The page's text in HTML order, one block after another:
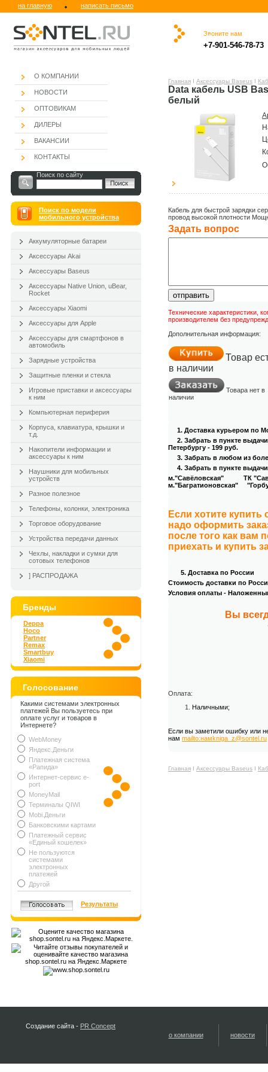
на главную написать письмо
Звоните нам
..ю
..
.+7-901-546-78-73
.
О КОМПАНИИ
НОВОСТИ
ОПТОВИКАМ
ДИЛЕРЫ
ВАКАНСИИ
КОНТАКТЫ
Поиск по сайту
Поиск по модели
мобильного устройства
Аккумуляторные батареи
Аксессуары Akai
Аксессуары Baseus
Аксессуары Native Union, uBear,
Rocket
Аксессуары Xiaomi
Аксессуары для Apple
Аксессуары для смартфонов в
автомобиль
Зарядные устройства
Защитные пленки и стекла
Игровые приставки и аксессуары
к ним
Компьютерная периферия
Корпуса, клавиатура, крышки и
т.д.
Накопители информации и
аксессуары к ним
Наушники для мобильных
устройств
Разное полезное
Телефоны, колонки, электроника
Торговое оборудование
Устройства передачи данных
Чехлы, накладки и сумки для
сотовых телефонов
] РАСПРОДАЖА
Бренды
Deppa
Hoco
Partner
Remax
Smartbuy
Xiaomi
Голосование
Какими системами электронных
платежей Вы пользуетесь при
оплате услуг и товаров в
Интернете?
WebMoney
Яндекс.Деньги
Платежная система
«Рапида»
Интернет-сервис e-
port
MoneyMail
Терминалы QIWI
Mobi.Деньги
Банковскими картами
Платежный сервис
«Единый кошелек»
Не пользуются
системами
электронных
платежей
Другой
Результаты
Главная Ι Аксессуары Baseus Ι
Data кабель USB
белый
Кабель для быстрой зарядки
провод высокой плотности
Задать вопроc
отправить
Технические характеристики,
производителем без
Дополнительная информация:
Товар
в наличии
Товара нет в
наличии
1. Доставка курьером по
2. Забрать в пункте
Петербургу - 199 руб.
3. Забрать в любом из
4. Забрать в пункте
м."Савёловская" ТК
м."Багратионовская"
Если хотите
надо оформить
после того как вам
приехать и купить
5. Доставка по России
Стоимость доставки по
Условия оплаты -
Вы
Оплата:
Наличными;
Если вы заметили ошибку или
нам mailto:намkniga_z@sontel.ru
Главная Ι Аксессуары Baseus Ι
Создание сайта - PR Concept
о компании
новости